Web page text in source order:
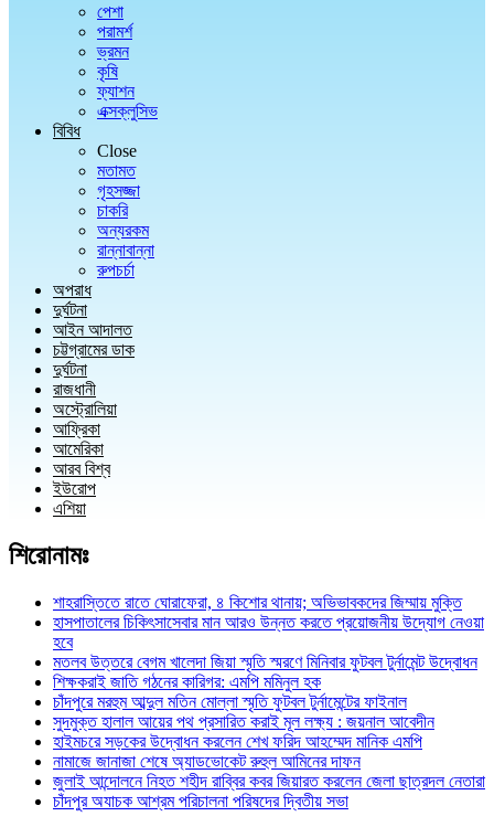
পেশা
পরামর্শ
ভ্রমন
কৃষি
ফ্যাশন
এক্সক্লুসিভ
বিবিধ
Close
মতামত
গৃহসজ্জা
চাকরি
অন্যরকম
রান্নাবান্না
রুপচর্চা
অপরাধ
দুর্ঘটনা
আইন আদালত
চট্টগ্রামের ডাক
দুর্ঘটনা
রাজধানী
অস্ট্রোলিয়া
আফ্রিকা
আমেরিকা
আরব বিশ্ব
ইউরোপ
এশিয়া
শিরোনামঃ
শাহরাস্তিতে রাতে ঘোরাফেরা, ৪ কিশোর থানায়; অভিভাবকদের জিম্মায় মুক্তি
হাসপাতালের চিকিৎসাসেবার মান আরও উন্নত করতে প্রয়োজনীয় উদ্যোগ নেওয়া
হবে
মতলব উত্তরে বেগম খালেদা জিয়া স্মৃতি স্মরণে মিনিবার ফুটবল টুর্নামেন্ট উদ্বোধন
শিক্ষকরাই জাতি গঠনের কারিগর: এমপি মমিনুল হক
চাঁদপুরে মরহুম আব্দুল মতিন মোল্লা স্মৃতি ফুটবল টুর্নামেন্টের ফাইনাল
সুদমুক্ত হালাল আয়ের পথ প্রসারিত করাই মূল লক্ষ্য : জয়নাল আবেদীন
হাইমচরে সড়কের উদ্বোধন করলেন শেখ ফরিদ আহম্মেদ মানিক এমপি
নামাজে জানাজা শেষে অ্যাডভোকেট রুহুল আমিনের দাফন
জুলাই আন্দোলনে নিহত শহীদ রাব্বির কবর জিয়ারত করলেন জেলা ছাত্রদল নেতারা
চাঁদপুর অযাচক আশ্রম পরিচালনা পরিষদের দ্বিতীয় সভা